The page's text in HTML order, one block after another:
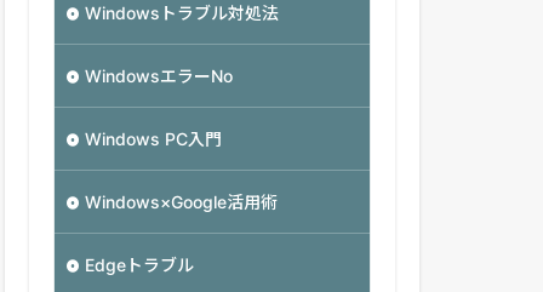
Windowsトラブル対処法
WindowsエラーNo
Windows PC入門
Windows×Google活用術
Edgeトラブル